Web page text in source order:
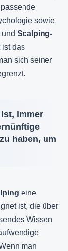
sowie
Scalping-
ist das
sich seiner
immer
haben, um
eine
ist, die über
Wissen
man